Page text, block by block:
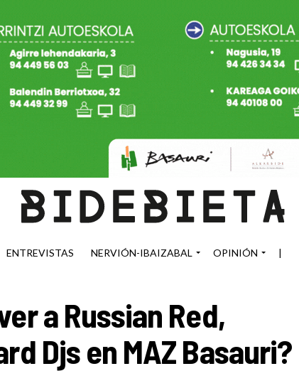
ENTREVISTAS NERVIÓN-IBAIZABAL OPINIÓN |
a Russian Red,
Djs en MAZ Basauri?